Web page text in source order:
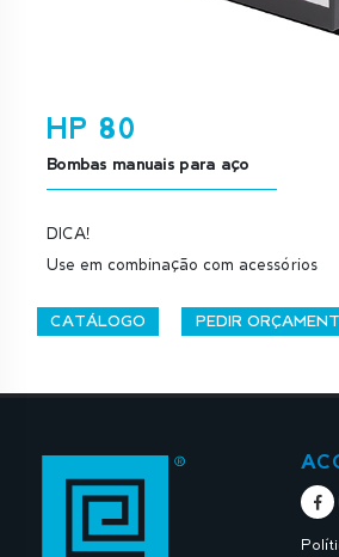
HP 80
Bombas manuais para aço
DICA!
Use em combinação com acessórios
CATÁLOGO PEDIR